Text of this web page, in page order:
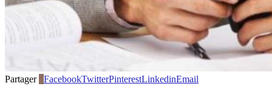
Partager FacebookTwitterPinterestLinkedinEmail